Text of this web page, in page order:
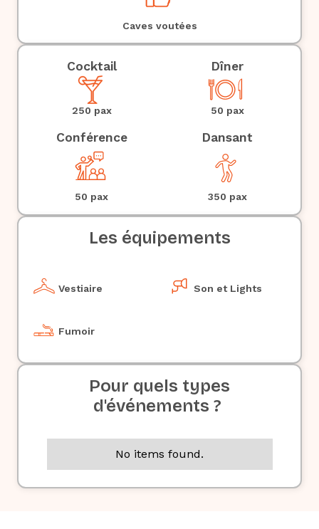
Caves voutées
Cocktail
250 pax
Dîner
50 pax
Conférence
50 pax
Dansant
350 pax
Les équipements
Vestiaire Son et Lights
Fumoir
Pour quels types
d'événements ?
No items found.